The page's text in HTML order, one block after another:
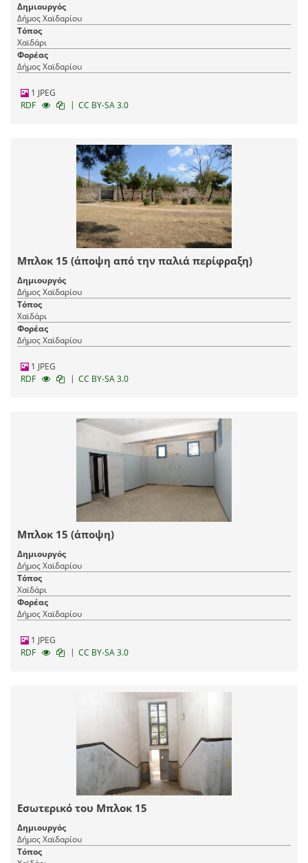
Δημιουργός
Δήμος Χαϊδαρίου
Τόπος
Χαϊδάρι
Φορέας
Δήμος Χαϊδαρίου
1 JPEG
RDF
| CC BY-SA 3.0
Μπλοκ 15 (άποψη από την παλιά περίφραξη)
Δημιουργός
Δήμος Χαϊδαρίου
Τόπος
Χαϊδάρι
Φορέας
Δήμος Χαϊδαρίου
1 JPEG
RDF
| CC BY-SA 3.0
Μπλοκ 15 (άποψη)
Δημιουργός
Δήμος Χαϊδαρίου
Τόπος
Χαϊδάρι
Φορέας
Δήμος Χαϊδαρίου
1 JPEG
RDF
| CC BY-SA 3.0
Εσωτερικό του Μπλοκ 15
Δημιουργός
Δήμος Χαϊδαρίου
Τόπος